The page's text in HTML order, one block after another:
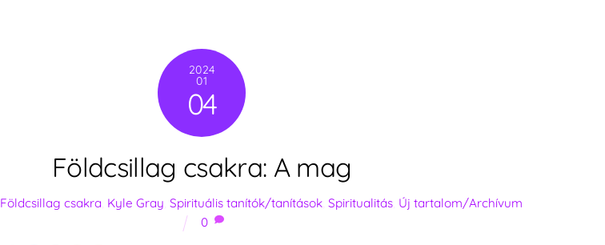
2024
01
04
Földcsillag csakra: A mag
Földcsillag csakra Kyle Gray Spirituális tanítók/tanítások, Spiritualitás, Új tartalom/Archívum
0